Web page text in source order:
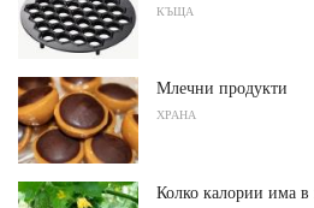
КЪЩА
Млечни продукти
ХРАНА
Колко калории има в